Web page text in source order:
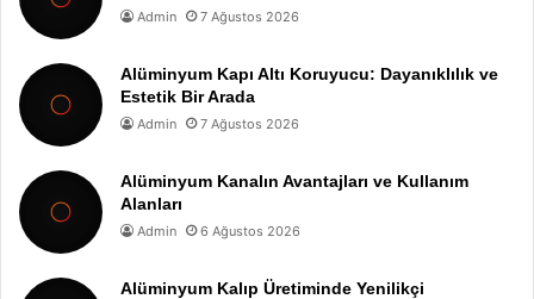
Admin 7 Ağustos 2026
Alüminyum Kapı Altı Koruyucu: Dayanıklılık ve
Estetik Bir Arada
Admin 7 Ağustos 2026
Alüminyum Kanalın Avantajları ve Kullanım
Alanları
Admin 6 Ağustos 2026
Alüminyum Kalıp Üretiminde Yenilikçi